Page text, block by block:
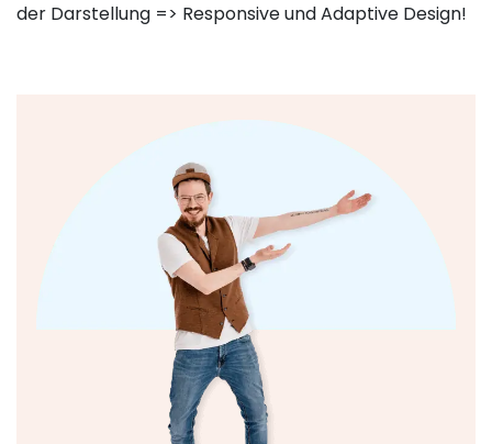
der Darstellung => Responsive und Adaptive Design!